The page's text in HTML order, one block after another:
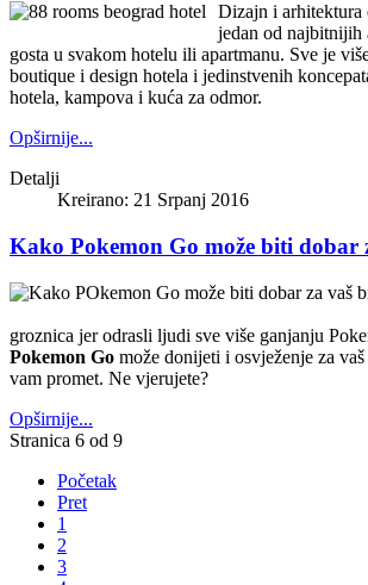
Dizajn i arhitektura
jedan od najbitnijih
gosta u svakom hotelu ili apartmanu. Sve je
boutique i design hotela i jedinstvenih
hotela, kampova i kuća za odmor.
Opširnije...
Detalji
Kreirano: 21 Srpanj 2016
Kako Pokemon Go može biti dobar
groznica jer odrasli ljudi sve više ganjanju
Pokemon Go može donijeti i osvježenje za
vam promet. Ne vjerujete?
Opširnije...
Stranica 6 od 9
Početak
Pret
1
2
3